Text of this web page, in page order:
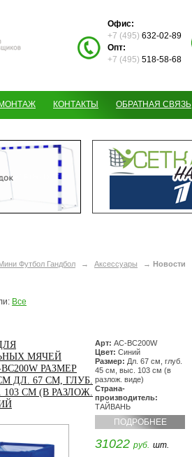
Офис:
+7 (495) 632-02-89
Опт:
+7 (495) 518-58-68
МОНТАЖ КОНТАКТЫ ОБРАТНАЯ СВЯЗЬ
Футбол Гандбол → Аксессуары → Новости
Все
МЯЧЕЙ
РАЗМЕР
ДЛ. 67 СМ, ГЛУБ.
103 СМ (В РАЗЛОЖ.
Арт: AC-BC200W
Цвет: Синий
Размер: Дл. 67 см, глуб.
45 см, выс. 103 см (в
разлож. виде)
Страна-
производитель:
ТАЙВАНЬ
ПОДРОБНЕЕ
31022 руб. шт.